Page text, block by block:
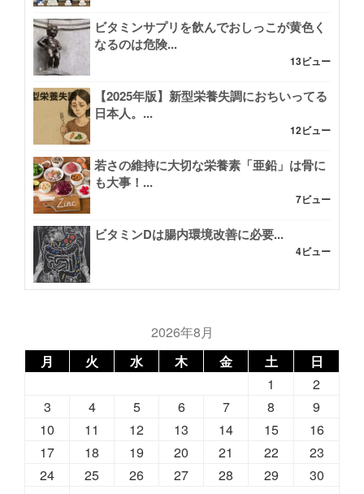
ビタミンサプリを飲んでおしっこが黄色く
なるのは危険...
13ビュー
【2025年版】新型栄養失調におちいってる
日本人。...
12ビュー
若さの維持に大切な栄養素「亜鉛」は骨に
も大事！...
7ビュー
ビタミンDは腸内環境改善に必要...
4ビュー
2026年8月
月
火 水 木 金 土
日
1
2
3
4 5 6 7 8
9
10
11 12 13 14 15
16
17
18 19 20 21 22
23
24
25 26 27 28 29
30